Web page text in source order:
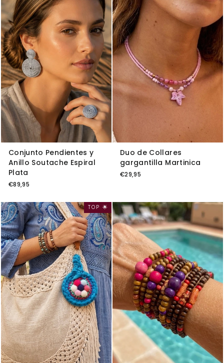
Conjunto Pendientes y
Anillo Soutache Espiral
Plata
€89,95
Duo de Collares
gargantilla Martinica
€29,95
TOP 🌟